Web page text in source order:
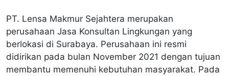
PT. Lensa Makmur Sejahtera merupakan
perusahaan Jasa Konsultan Lingkungan yang
berlokasi di Surabaya. Perusahaan ini resmi
didirikan pada bulan November 2021 dengan tujuan
membantu memenuhi kebutuhan masyarakat. Pada